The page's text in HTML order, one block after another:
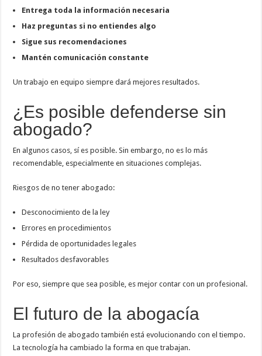
Entrega toda la información necesaria
Haz preguntas si no entiendes algo
Sigue sus recomendaciones
Mantén comunicación constante
Un trabajo en equipo siempre dará mejores resultados.
¿Es posible defenderse sin
abogado?
En algunos casos, sí es posible. Sin embargo, no es lo más
recomendable, especialmente en situaciones complejas.
Riesgos de no tener abogado:
Desconocimiento de la ley
Errores en procedimientos
Pérdida de oportunidades legales
Resultados desfavorables
Por eso, siempre que sea posible, es mejor contar con un profesional.
El futuro de la abogacía
La profesión de abogado también está evolucionando con el tiempo.
La tecnología ha cambiado la forma en que trabajan.